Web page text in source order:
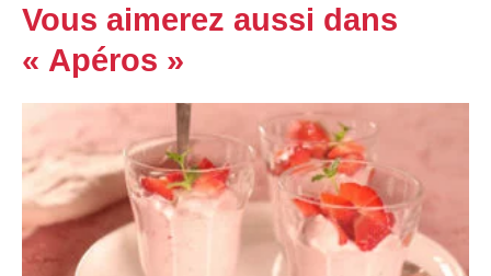
Vous aimerez aussi dans
« Apéros »